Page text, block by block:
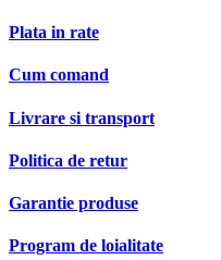
Plata in rate
Cum comand
Livrare si transport
Politica de retur
Garantie produse
Program de loialitate